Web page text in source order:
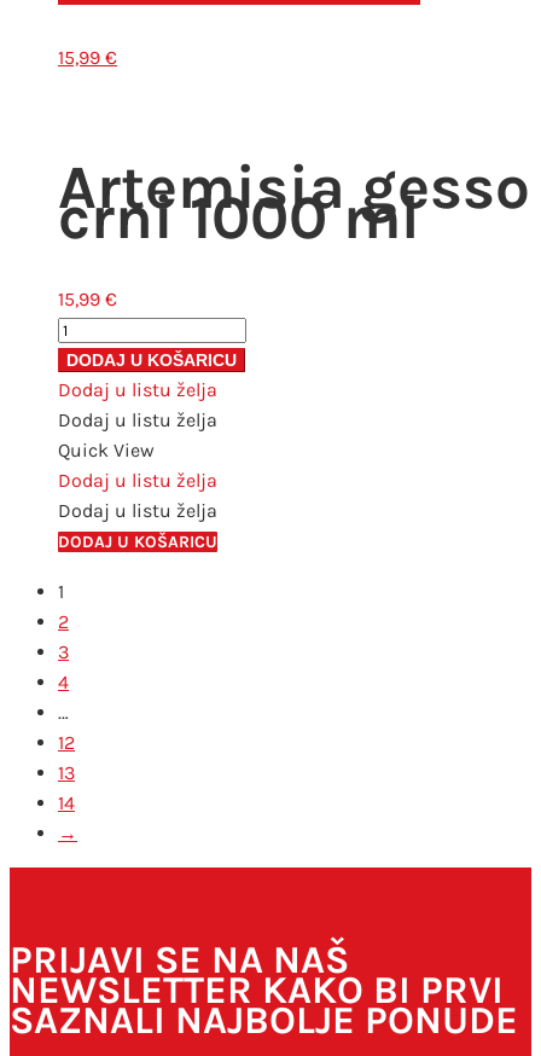
15,99 €
Artemisia gesso
crni 1000 ml
15,99 €
Artemisia
gesso
crni
1000
ml
količina
DODAJ U KOŠARICU
Dodaj u listu želja
Dodaj u listu želja
Quick View
Dodaj u listu želja
Dodaj u listu želja
DODAJ U KOŠARICU
1
2
3
4
…
12
13
14
→
PRIJAVI SE NA NAŠ
NEWSLETTER KAKO BI PRVI
SAZNALI NAJBOLJE PONUDE